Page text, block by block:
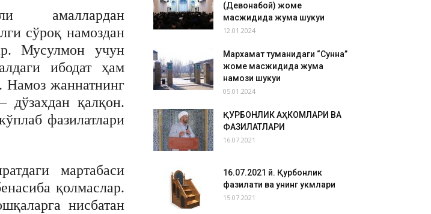
ВАКИЛЛИГИ
амаллардан
сўроқ намоздан
Мусулмон учун
ибодат ҳам
Намоз жаннатнинг
дўзахдан қалқон.
фазилатлари
мартабаси
қолмаслар.
нисбатан
(Девонабой) жоме
масжидида жума шукуҳи
12.01.2024
Мархамат туманидаги “Сунна”
жоме масжидида жума
намози шукуҳи
05.01.2024
ҚУРБОНЛИК АҲКОМЛАРИ ВА
ФАЗИЛАТЛАРИ
16.07.2021
16.07.2021 й. Қурбонлик
фазилати ва унинг ҳукмлари
15.07.2021